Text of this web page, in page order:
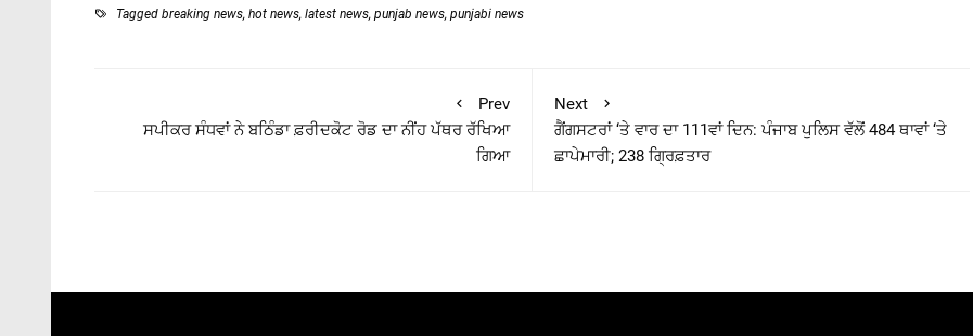
Tagged breaking news, hot news, latest news, punjab news, punjabi news
Prev
ਸਪੀਕਰ ਸੰਧਵਾਂ ਨੇ ਬਠਿੰਡਾ ਫ਼ਰੀਦਕੋਟ ਰੋਡ ਦਾ ਨੀਂਹ ਪੱਥਰ ਰੱਖਿਆ
ਗਿਆ
Next
ਗੈਂਗਸਟਰਾਂ ‘ਤੇ ਵਾਰ ਦਾ 111ਵਾਂ ਦਿਨ: ਪੰਜਾਬ ਪੁਲਿਸ ਵੱਲੋਂ 484 ਥਾਵਾਂ ‘ਤੇ
ਛਾਪੇਮਾਰੀ; 238 ਗ੍ਰਿਫ਼ਤਾਰ